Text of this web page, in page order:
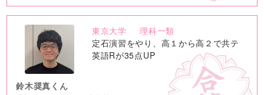
no
image
東京大学
理科一類
定石演習をやり、高１から高２で共テ
英語Rが35点UP
鈴木奨真くん